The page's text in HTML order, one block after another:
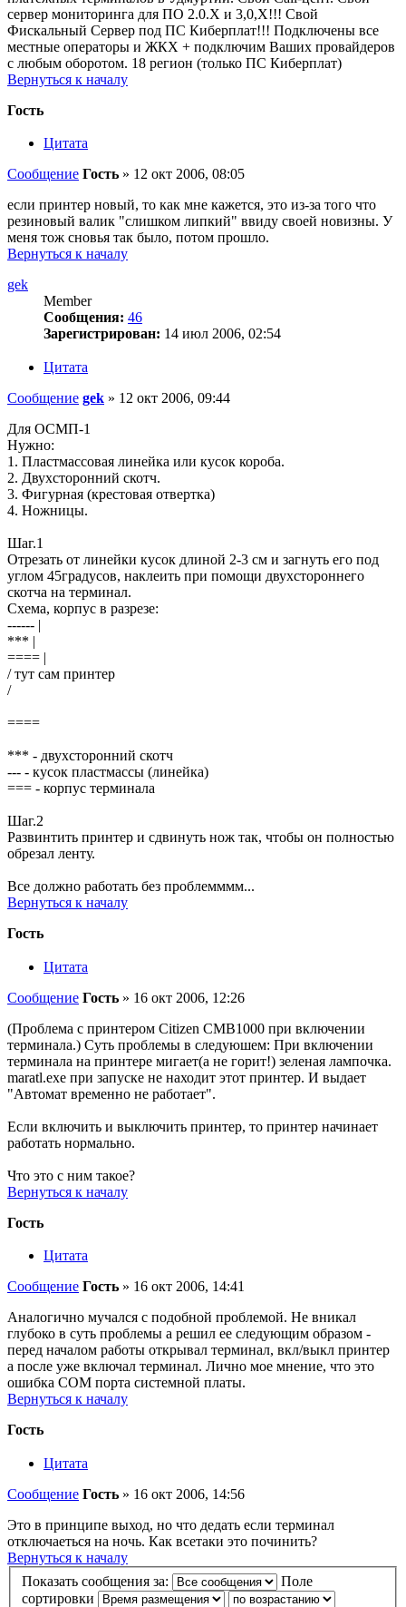
сервер мониторинга для ПО 2.0.Х и 3,0,Х!!! Свой
Фискальный Сервер под ПС Киберплат!!! Подключены все
местные операторы и ЖКХ + подключим Ваших провайдеров
с любым оборотом. 18 регион (только ПС Киберплат)
Вернуться к началу
Гость
Цитата
Сообщение Гость » 12 окт 2006, 08:05
если принтер новый, то как мне кажется, это из-за того что
резиновый валик "слишком липкий" ввиду своей новизны. У
меня тож сновья так было, потом прошло.
Вернуться к началу
gek
Member
Сообщения: 46
Зарегистрирован: 14 июл 2006, 02:54
Цитата
Сообщение gek » 12 окт 2006, 09:44
Для ОСМП-1
Нужно:
1. Пластмассовая линейка или кусок короба.
2. Двухсторонний скотч.
3. Фигурная (крестовая отвертка)
4. Ножницы.
Шаг.1
Отрезать от линейки кусок длиной 2-3 см и загнуть его под
углом 45градусов, наклеить при помощи двухстороннего
скотча на терминал.
Схема, корпус в разрезе:
------ |
*** |
==== |
/ тут сам принтер
/
====
*** - двухсторонний скотч
--- - кусок пластмассы (линейка)
=== - корпус терминала
Шаг.2
Развинтить принтер и сдвинуть нож так, чтобы он полностью
обрезал ленту.
Все должно работать без проблемммм...
Вернуться к началу
Гость
Цитата
Сообщение Гость » 16 окт 2006, 12:26
(Проблема с принтером Citizen CMB1000 при включении
терминала.) Суть проблемы в следуюшем: При включении
терминала на принтере мигает(а не горит!) зеленая лампочка.
maratl.exe при запуске не находит этот принтер. И выдает
"Автомат временно не работает".
Если включить и выключить принтер, то принтер начинает
работать нормально.
Что это с ним такое?
Вернуться к началу
Гость
Цитата
Сообщение Гость » 16 окт 2006, 14:41
Аналогично мучался с подобной проблемой. Не вникал
глубоко в суть проблемы а решил ее следующим образом -
перед началом работы открывал терминал, вкл/выкл принтер
а после уже включал терминал. Лично мое мнение, что это
ошибка СOM порта системной платы.
Вернуться к началу
Гость
Цитата
Сообщение Гость » 16 окт 2006, 14:56
Это в принципе выход, но что дедать если терминал
отключаеться на ночь. Как всетаки это починить?
Вернуться к началу
Показать сообщения за:
Поле
сортировки